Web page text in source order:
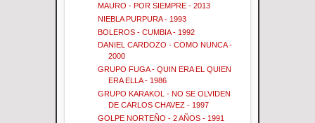
MAURO - POR SIEMPRE - 2013
NIEBLA PURPURA - 1993
BOLEROS - CUMBIA - 1992
DANIEL CARDOZO - COMO NUNCA -
2000
GRUPO FUGA - QUIN ERA EL QUIEN
ERA ELLA - 1986
GRUPO KARAKOL - NO SE OLVIDEN
DE CARLOS CHAVEZ - 1997
GOLPE NORTEÑO - 2 AÑOS - 1991